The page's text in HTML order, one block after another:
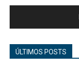
ÚLTIMOS POSTS